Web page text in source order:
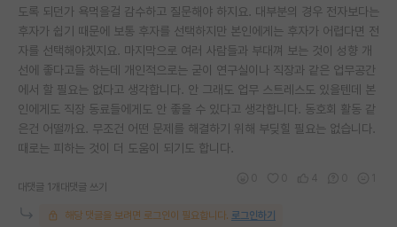
도록 되던가 욕먹을걸 감수하고 질문해야 하지요. 대부분의 경우 전자보다는
후자가 쉽기 때문에 보통 후자를 선택하지만 본인에게는 후자가 어렵다면 전
자를 선택해야겠지요. 마지막으로 여러 사람들과 부대껴 보는 것이 성향 개
선에 좋다고들 하는데 개인적으로는 굳이 연구실이나 직장과 같은 업무공간
에서 할 필요는 없다고 생각합니다. 안 그래도 업무 스트레스도 있을텐데 본
인에게도 직장 동료들에게도 안 좋을 수 있다고 생각합니다. 동호회 활동 같
은건 어떨까요. 무조건 어떤 문제를 해결하기 위해 부딪힐 필요는 없습니다.
때로는 피하는 것이 더 도움이 되기도 합니다.
대댓글 1개 대댓글 쓰기
해당 댓글을 보려면 로그인이 필요합니다. 로그인하기